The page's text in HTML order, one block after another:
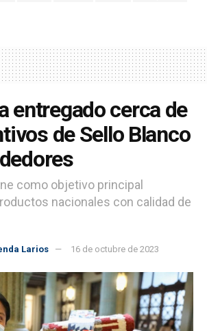
entregado cerca de
de Sello Blanco
como objetivo principal
nacionales con calidad de
Larios 16 de octubre de 2023